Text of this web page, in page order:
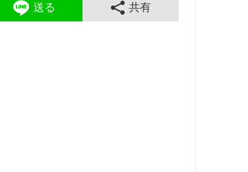
送る 共有